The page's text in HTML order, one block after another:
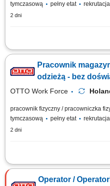
tymczasową
pełny etat
2 dni
Twoje codzienne zadania
supermarketowe. Będziesz:
ręcznego lub systemu voice picking
produkt, w odpowiedniej ilości i
Pracownik
odzieżą - bez
OTTO Work Force
pracownik fizyczny / pracowniczka
tymczasową
pełny etat
2 dni
Otrzymujesz pełną stawkę
godzinę oraz dodatek ADV, dodatek
Operator /